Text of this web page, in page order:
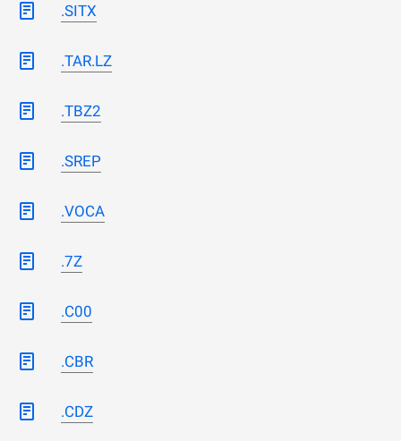
.SITX
.TAR.LZ
.TBZ2
.SREP
.VOCA
.7Z
.C00
.CBR
.CDZ